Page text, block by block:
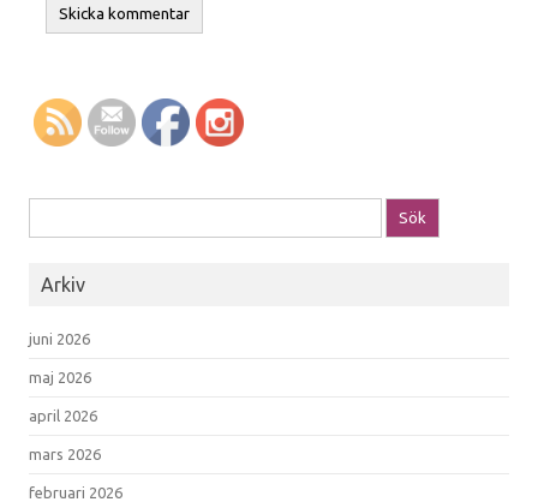
Arkiv
juni 2026
maj 2026
april 2026
mars 2026
februari 2026